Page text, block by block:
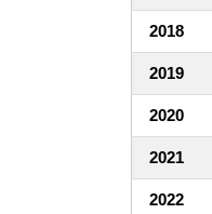
2018
2019
2020
2021
2022